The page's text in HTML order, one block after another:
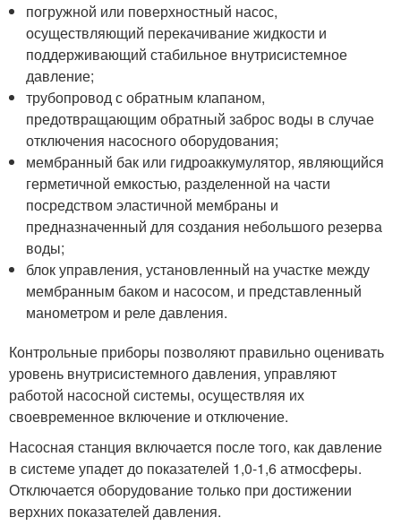
погружной или поверхностный насос,
осуществляющий перекачивание жидкости и
поддерживающий стабильное внутрисистемное
давление;
трубопровод с обратным клапаном,
предотвращающим обратный заброс воды в случае
отключения насосного оборудования;
мембранный бак или гидроаккумулятор, являющийся
герметичной емкостью, разделенной на части
посредством эластичной мембраны и
предназначенный для создания небольшого резерва
воды;
блок управления, установленный на участке между
мембранным баком и насосом, и представленный
манометром и реле давления.
Контрольные приборы позволяют правильно оценивать
уровень внутрисистемного давления, управляют
работой насосной системы, осуществляя их
своевременное включение и отключение.
Насосная станция включается после того, как давление
в системе упадет до показателей 1,0-1,6 атмосферы.
Отключается оборудование только при достижении
верхних показателей давления.